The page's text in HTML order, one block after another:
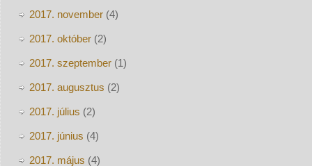
2017. november(4)
2017. október(2)
2017. szeptember(1)
2017. augusztus (2)
2017. július (2)
2017. június (4)
2017. május (4)